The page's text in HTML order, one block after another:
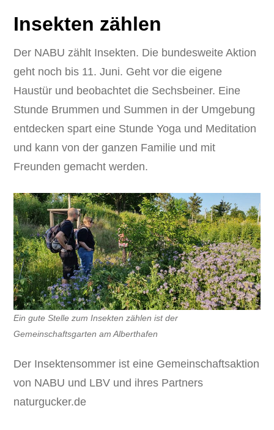
Insekten zählen
Der NABU zählt Insekten. Die bundesweite Aktion
geht noch bis 11. Juni. Geht vor die eigene
Haustür und beobachtet die Sechsbeiner. Eine
Stunde Brummen und Summen in der Umgebung
entdecken spart eine Stunde Yoga und Meditation
und kann von der ganzen Familie und mit
Freunden gemacht werden.
Ein gute Stelle zum Insekten zählen ist der
Gemeinschaftsgarten am Alberthafen
Der Insektensommer ist eine Gemeinschaftsaktion
von NABU und LBV und ihres Partners
naturgucker.de